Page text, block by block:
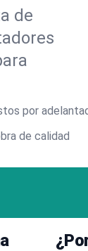
de
por
de calidad